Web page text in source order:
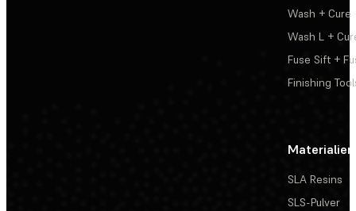
Wash + Cure
Wash L +
Fuse Sift +
Finishing
Materialien
SLA Resins
SLS-Pulver